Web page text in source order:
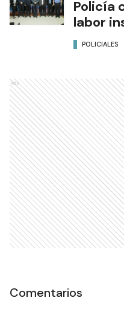
Policía
labor
POLICIALES
Ads
Comentarios